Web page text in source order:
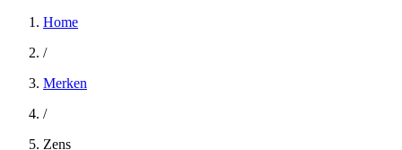
Home
/
Merken
/
Zens